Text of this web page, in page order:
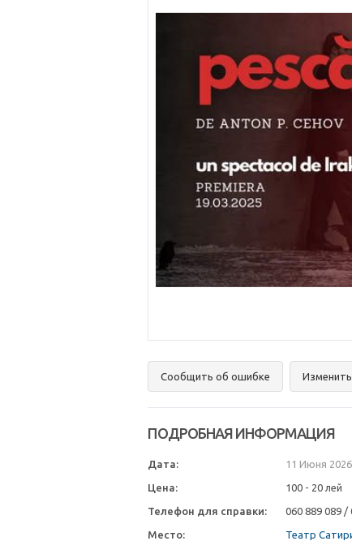
Сообщить об ошибке Изменить
ПОДРОБНАЯ ИНФОРМАЦИЯ
Дата: 11 Июня
Цена: 100 - 20 лей
Телефон для справки: 060 889 089 /
Место: Театр